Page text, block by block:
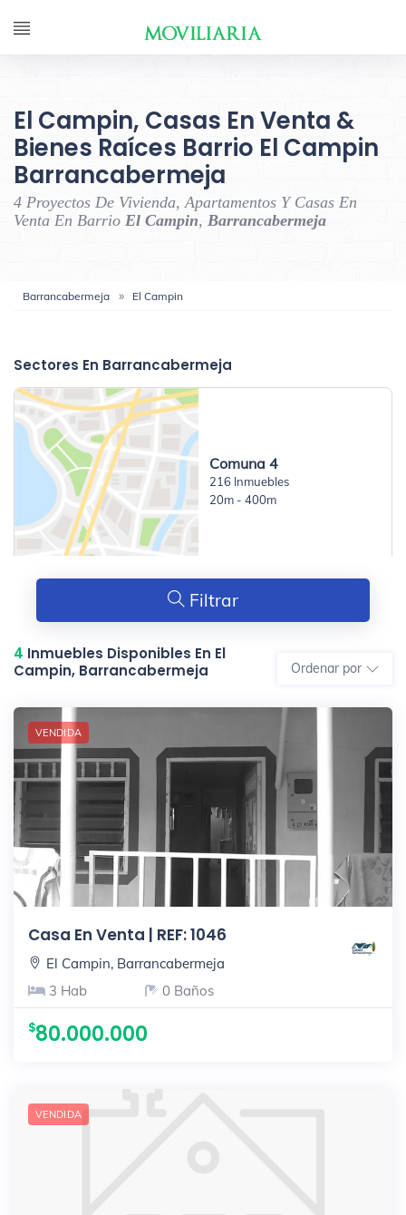
El Campin, Casas En Venta &
Bienes Raíces Barrio El Campin
Barrancabermeja
4 Proyectos De Vivienda, Apartamentos Y Casas En
Venta En Barrio El Campin, Barrancabermeja
Barrancabermeja El Campin
Sectores En Barrancabermeja
Comuna 4
216 Inmuebles
20m - 400m
Filtrar
4 Inmuebles Disponibles En El
Campin, Barrancabermeja
Ordenar por
VENDIDA
Casa En Venta | REF: 1046
El Campin, Barrancabermeja
3 Hab
0 Baños
80.000.000
VENDIDA